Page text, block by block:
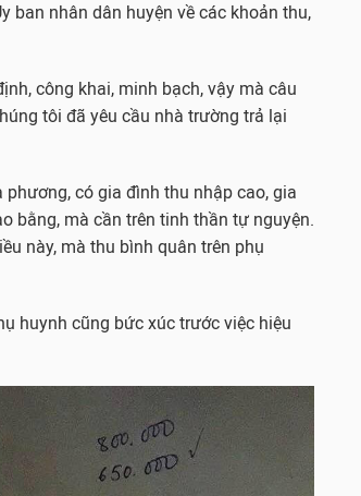
ban nhân dân huyện về các khoản thu,
công khai, minh bạch, vậy mà câu
tôi đã yêu cầu nhà trường trả lại
có gia đình thu nhập cao, gia
bằng, mà cần trên tinh thần tự nguyện.
này, mà thu bình quân trên phụ
huynh cũng bức xúc trước việc hiệu